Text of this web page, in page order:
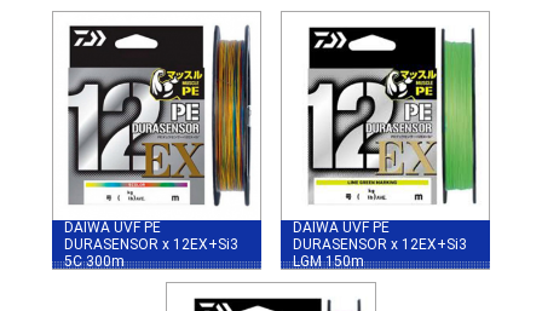
DAIWA UVF PE
DURASENSOR x 12EX+Si3
5C 300m
DAIWA UVF PE
DURASENSOR x 12EX+Si3
LGM 150m